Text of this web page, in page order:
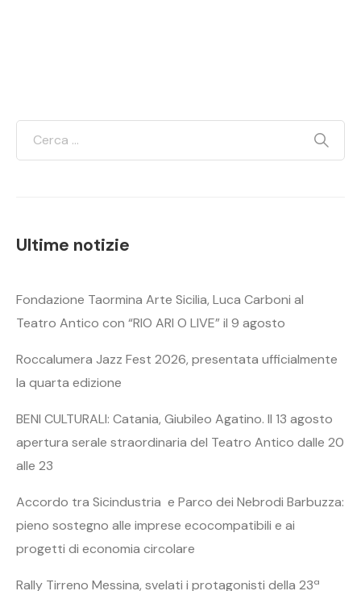
Ultime notizie
Fondazione Taormina Arte Sicilia, Luca Carboni al
Teatro Antico con “RIO ARI O LIVE” il 9 agosto
Roccalumera Jazz Fest 2026, presentata ufficialmente
la quarta edizione
BENI CULTURALI: Catania, Giubileo Agatino. Il 13 agosto
apertura serale straordinaria del Teatro Antico dalle 20
alle 23
Accordo tra Sicindustria e Parco dei Nebrodi Barbuzza:
pieno sostegno alle imprese ecocompatibili e ai
progetti di economia circolare
Rally Tirreno Messina, svelati i protagonisti della 23ª